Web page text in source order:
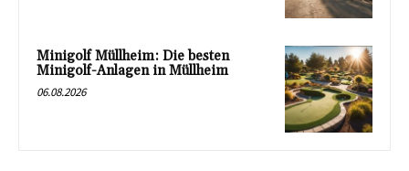
Minigolf Müllheim: Die besten
Minigolf-Anlagen in Müllheim
06.08.2026